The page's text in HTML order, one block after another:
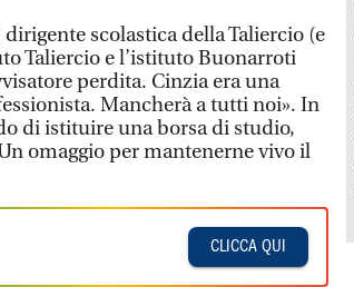
dirigente scolastica della Taliercio (e
Taliercio e l’istituto Buonarroti
perdita. Cinzia era una
Mancherà a tutti noi». In
di istituire una borsa di studio,
omaggio per mantenerne vivo il
CLICCA QUI